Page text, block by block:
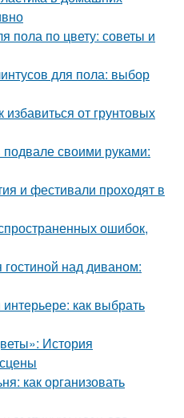
пола по цвету: советы и
для пола: выбор
от грунтовых
своими руками:
и фестивали проходят в
ошибок,
гостиной над диваном:
как выбрать
История
как организовать